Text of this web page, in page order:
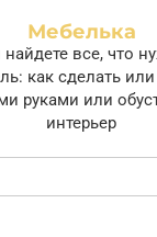
Мебелька
все, что
как сделать
руками или
интерьер